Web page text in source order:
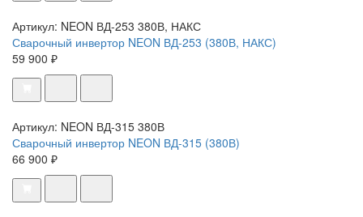
Артикул: NEON ВД-253 380В, НАКС
Сварочный инвертор NEON ВД-253 (380В, НАКС)
59 900 ₽
Артикул: NEON ВД-315 380В
Сварочный инвертор NEON ВД-315 (380В)
66 900 ₽